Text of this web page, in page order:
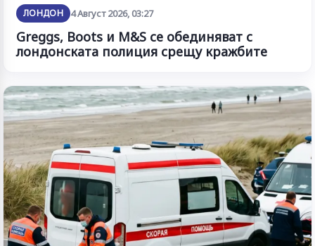
ЛОНДОН 4 Август 2026, 03:27
Greggs, Boots и M&S се обединяват с
лондонската полиция срещу кражбите